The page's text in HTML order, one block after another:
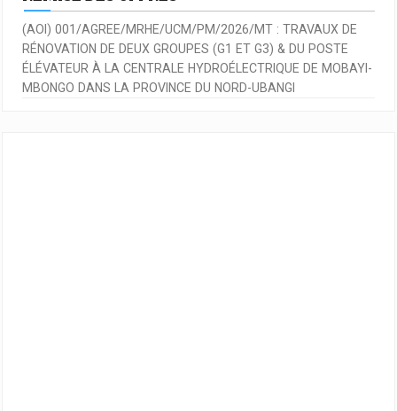
(AOI) 001/AGREE/MRHE/UCM/PM/2026/MT : TRAVAUX DE
RÉNOVATION DE DEUX GROUPES (G1 ET G3) & DU POSTE
ÉLÉVATEUR À LA CENTRALE HYDROÉLECTRIQUE DE MOBAYI-
MBONGO DANS LA PROVINCE DU NORD-UBANGI